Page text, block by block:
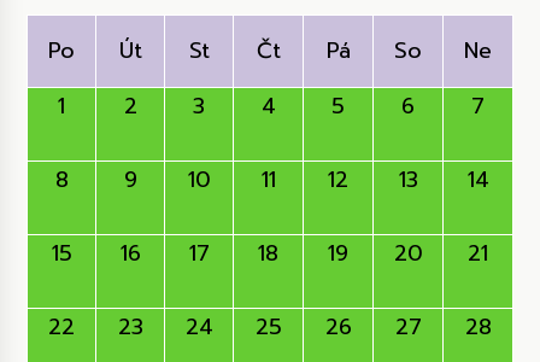
Po Út St Čt Pá So
Ne
1
2 3 4 5 6 7
8 9 10 11 12 13 14
15 16 17 18 19 20 21
22 23 24 25 26 27 28